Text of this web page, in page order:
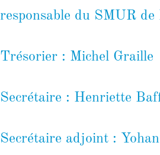
responsable du SMUR de
Trésorier : Michel Graille
Secrétaire : Henriette
Secrétaire adjoint :